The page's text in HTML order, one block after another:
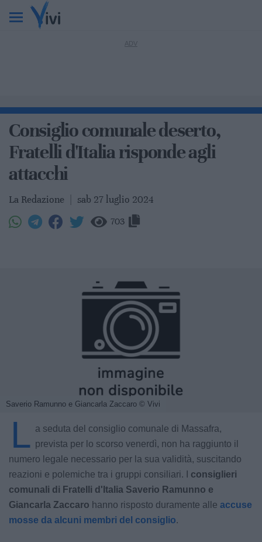
Consiglio comunale deserto,
Fratelli d'Italia risponde agli
attacchi
La Redazione sab 27 luglio 2024
703
Saverio Ramunno e Giancarla Zaccaro © Vivi
L a seduta del consiglio comunale di Massafra,
prevista per lo scorso venerdì, non ha raggiunto il
numero legale necessario per la sua validità, suscitando
reazioni e polemiche tra i gruppi consiliari. I consiglieri
comunali di Fratelli d'Italia Saverio Ramunno e
Giancarla Zaccaro hanno risposto duramente alle accuse
mosse da alcuni membri del consiglio.